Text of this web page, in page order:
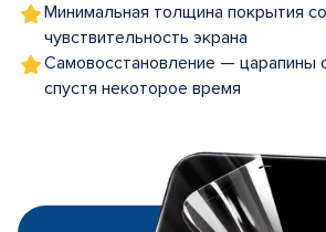
Минимальная толщина покрытия
чувствительность экрана
Самовосстановление — царапины
спустя некоторое время